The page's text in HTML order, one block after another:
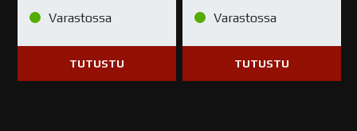
Varastossa
TUTUSTU
Varastossa
TUTUSTU